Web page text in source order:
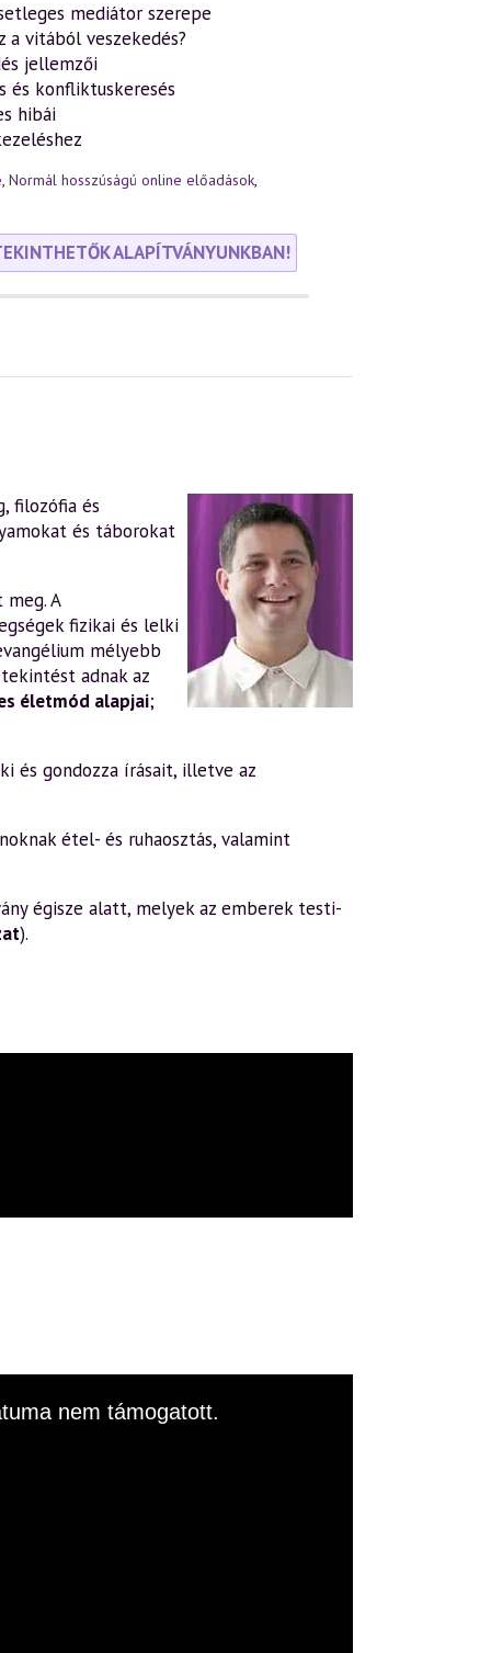
mediátor szerepe
vitából veszekedés?
jellemzői
és konfliktuskeresés
hibái
, Normál hosszúságú online előadások,
ALAPÍTVÁNYUNKBAN!
filozófia és
és táborokat
A
fizikai és lelki
mélyebb
adnak az
életmód alapjai;
és gondozza írásait, illetve az
étel- és ruhaosztás, valamint
égisze alatt, melyek az emberek testi-
).
nem támogatott.